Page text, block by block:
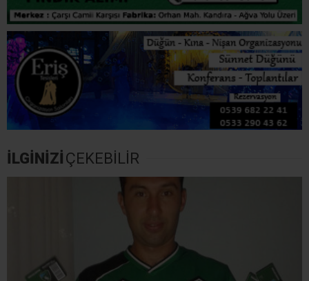
İLGİNİZİ ÇEKEBİLİR